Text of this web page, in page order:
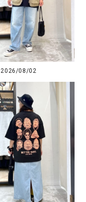
2026/08/02